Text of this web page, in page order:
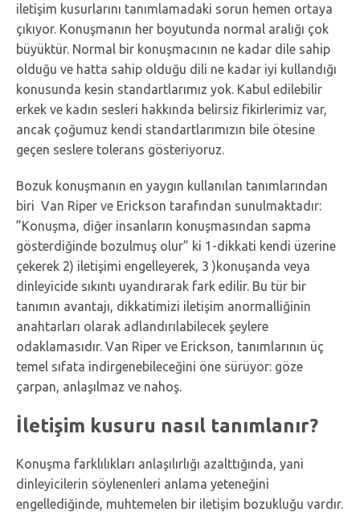
iletişim kusurlarını tanımlamadaki sorun hemen ortaya
çıkıyor. Konuşmanın her boyutunda normal aralığı çok
büyüktür. Normal bir konuşmacının ne kadar dile sahip
olduğu ve hatta sahip olduğu dili ne kadar iyi kullandığı
konusunda kesin standartlarımız yok. Kabul edilebilir
erkek ve kadın sesleri hakkında belirsiz fikirlerimiz var,
ancak çoğumuz kendi standartlarımızın bile ötesine
geçen seslere tolerans gösteriyoruz.
Bozuk konuşmanın en yaygın kullanılan tanımlarından
biri Van Riper ve Erickson tarafından sunulmaktadır:
”Konuşma, diğer insanların konuşmasından sapma
gösterdiğinde bozulmuş olur” ki 1-dikkati kendi üzerine
çekerek 2) iletişimi engelleyerek, 3 )konuşanda veya
dinleyicide sıkıntı uyandırarak fark edilir. Bu tür bir
tanımın avantajı, dikkatimizi iletişim anormalliğinin
anahtarları olarak adlandırılabilecek şeylere
odaklamasıdır. Van Riper ve Erickson, tanımlarının üç
temel sıfata indirgenebileceğini öne sürüyor: göze
çarpan, anlaşılmaz ve nahoş.
İletişim kusuru nasıl tanımlanır?
Konuşma farklılıkları anlaşılırlığı azalttığında, yani
dinleyicilerin söylenenleri anlama yeteneğini
engellediğinde, muhtemelen bir iletişim bozukluğu vardır.